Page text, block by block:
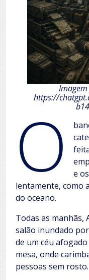
Imagem
https://
O
e
lentamente, como
do oceano.
Todas as manhãs,
salão inundado
de um céu
mesa, onde
pessoas sem rosto.